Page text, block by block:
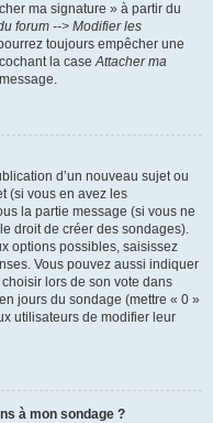
ma signature » à partir du
forum --> Modifier les
toujours empêcher une
la caseAttacher ma
d’un nouveau sujet ou
(si vous en avez les
la partie message (si vous ne
droit de créer des sondages).
options possibles, saisissez
Vous pouvez aussi indiquer
lors de son vote dans
jours du sondage (mettre « 0 »
utilisateurs de modifier leur
à mon sondage ?